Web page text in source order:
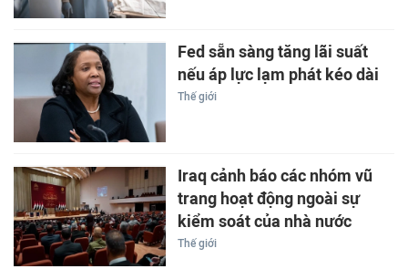
Fed sẵn sàng tăng lãi suất
nếu áp lực lạm phát kéo dài
Thế giới
Iraq cảnh báo các nhóm vũ
trang hoạt động ngoài sự
kiểm soát của nhà nước
Thế giới